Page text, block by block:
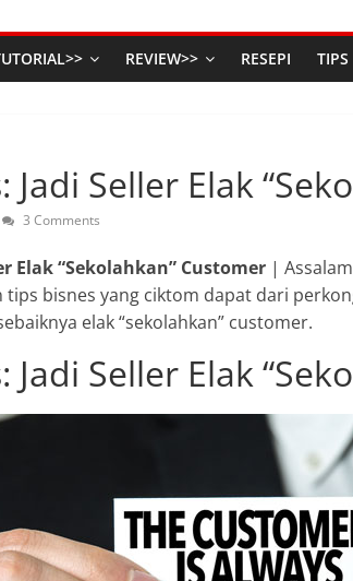
REVIEW>> RESEPI TIPS
Jadi Seller Elak
3 Comments
Elak “Sekolahkan” Customer |
bisnes yang ciktom dapat dari
elak “sekolahkan” customer.
Jadi Seller Elak